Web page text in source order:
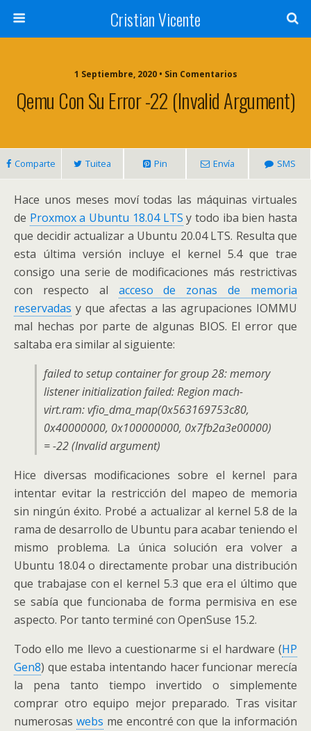
Cristian Vicente
1 Septiembre, 2020 • Sin Comentarios
Qemu Con Su Error -22 (Invalid Argument)
Comparte Tuitea Pin Envía SMS
Hace unos meses moví todas las máquinas virtuales
de Proxmox a Ubuntu 18.04 LTS y todo iba bien hasta
que decidir actualizar a Ubuntu 20.04 LTS. Resulta que
esta última versión incluye el kernel 5.4 que trae
consigo una serie de modificaciones más restrictivas
con respecto al acceso de zonas de memoria
reservadas y que afectas a las agrupaciones IOMMU
mal hechas por parte de algunas BIOS. El error que
saltaba era similar al siguiente:
failed to setup container for group 28: memory
listener initialization failed: Region mach-
virt.ram: vfio_dma_ map(0x563169753c80,
0x40000000, 0x100000000, 0x7fb2a3e00000)
= -22 (Invalid argument)
Hice diversas modificaciones sobre el kernel para
intentar evitar la restricción del mapeo de memoria
sin ningún éxito. Probé a actualizar al kernel 5.8 de la
rama de desarrollo de Ubuntu para acabar teniendo el
mismo problema. La única solución era volver a
Ubuntu 18.04 o directamente probar una distribución
que trabajase con el kernel 5.3 que era el último que
se sabía que funcionaba de forma permisiva en ese
aspecto. Por tanto terminé con OpenSuse 15.2.
Todo ello me llevo a cuestionarme si el hardware (HP
Gen8) que estaba intentando hacer funcionar merecía
la pena tanto tiempo invertido o simplemente
comprar otro equipo mejor preparado. Tras visitar
numerosas webs me encontré con que la información